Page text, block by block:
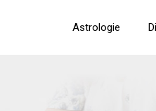
Astrologie